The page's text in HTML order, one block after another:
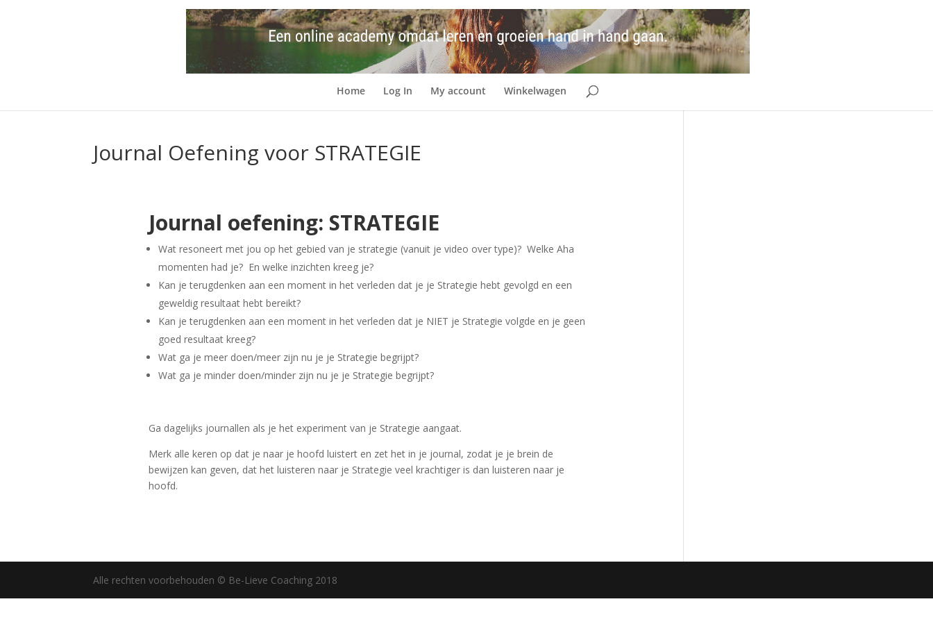
Home Log In My account Winkelwagen
Journal Oefening voor STRATEGIE
Journal oefening: STRATEGIE
Wat resoneert met jou op het gebied van je strategie (vanuit je video over type)? Welke Aha
momenten had je? En welke inzichten kreeg je?
Kan je terugdenken aan een moment in het verleden dat je je Strategie hebt gevolgd en een
geweldig resultaat hebt bereikt?
Kan je terugdenken aan een moment in het verleden dat je NIET je Strategie volgde en je geen
goed resultaat kreeg?
Wat ga je meer doen/meer zijn nu je je Strategie begrijpt?
Wat ga je minder doen/minder zijn nu je je Strategie begrijpt?
Ga dagelijks journallen als je het experiment van je Strategie aangaat.
Merk alle keren op dat je naar je hoofd luistert en zet het in je journal, zodat je je brein de
bewijzen kan geven, dat het luisteren naar je Strategie veel krachtiger is dan luisteren naar je
hoofd.
Alle rechten voorbehouden © Be-Lieve Coaching 2018